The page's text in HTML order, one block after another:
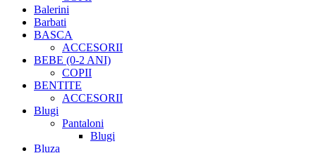
Balerini
Barbati
BASCA
ACCESORII
BEBE (0-2 ANI)
COPII
BENTITE
ACCESORII
Blugi
Pantaloni
Blugi
Bluza